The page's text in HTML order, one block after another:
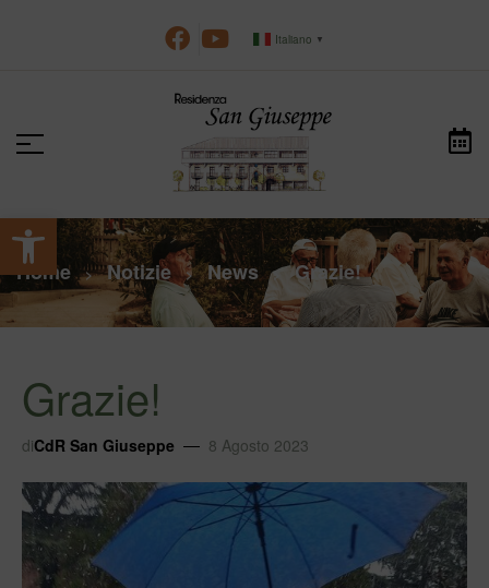
Apri la barra degli strumenti
Italiano ▼
Home > Notizie > News > Grazie!
Grazie!
diCdR San Giuseppe 8 Agosto 2023